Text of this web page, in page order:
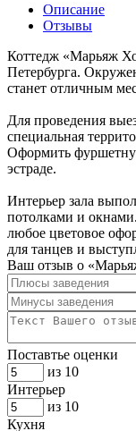
Описание
Отзывы
Коттедж «Марьяж
Петербурга.
станет отличным
Для проведения
специальная
Оформить
эстраде.
Интерьер зала
потолками и
любое цветовое
для танцев и
Ваш отзыв о
Поставтье оценки
из 10
Интерьер
из 10
Кухня